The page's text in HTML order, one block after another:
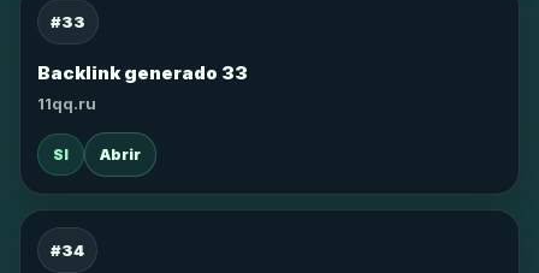
#33
Backlink generado 33
11qq.ru
SI Abrir
#34